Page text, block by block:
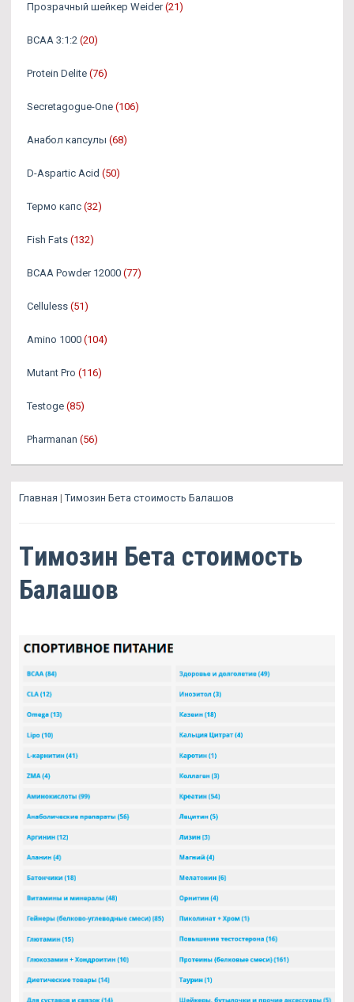
Прозрачный шейкер Weider (21)
BCAA 3:1:2 (20)
Protein Delite (76)
Secretagogue-One (106)
Анабол капсулы (68)
D-Aspartic Acid (50)
Термо капс (32)
Fish Fats (132)
BCAA Powder 12000 (77)
Celluless (51)
Amino 1000 (104)
Mutant Pro (116)
Testoge (85)
Pharmanan (56)
Главная |Tимозин Бета стоимость Балашов
Tимозин Бета стоимость
Балашов